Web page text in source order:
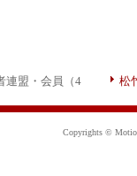
盟・会員（4
松
Copyrights ©